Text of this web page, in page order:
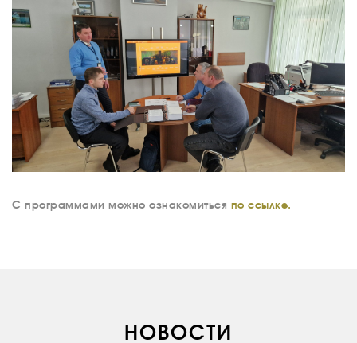
О КОМПАНИИ
С программами можно ознакомиться по ссылке.
НОВОСТИ